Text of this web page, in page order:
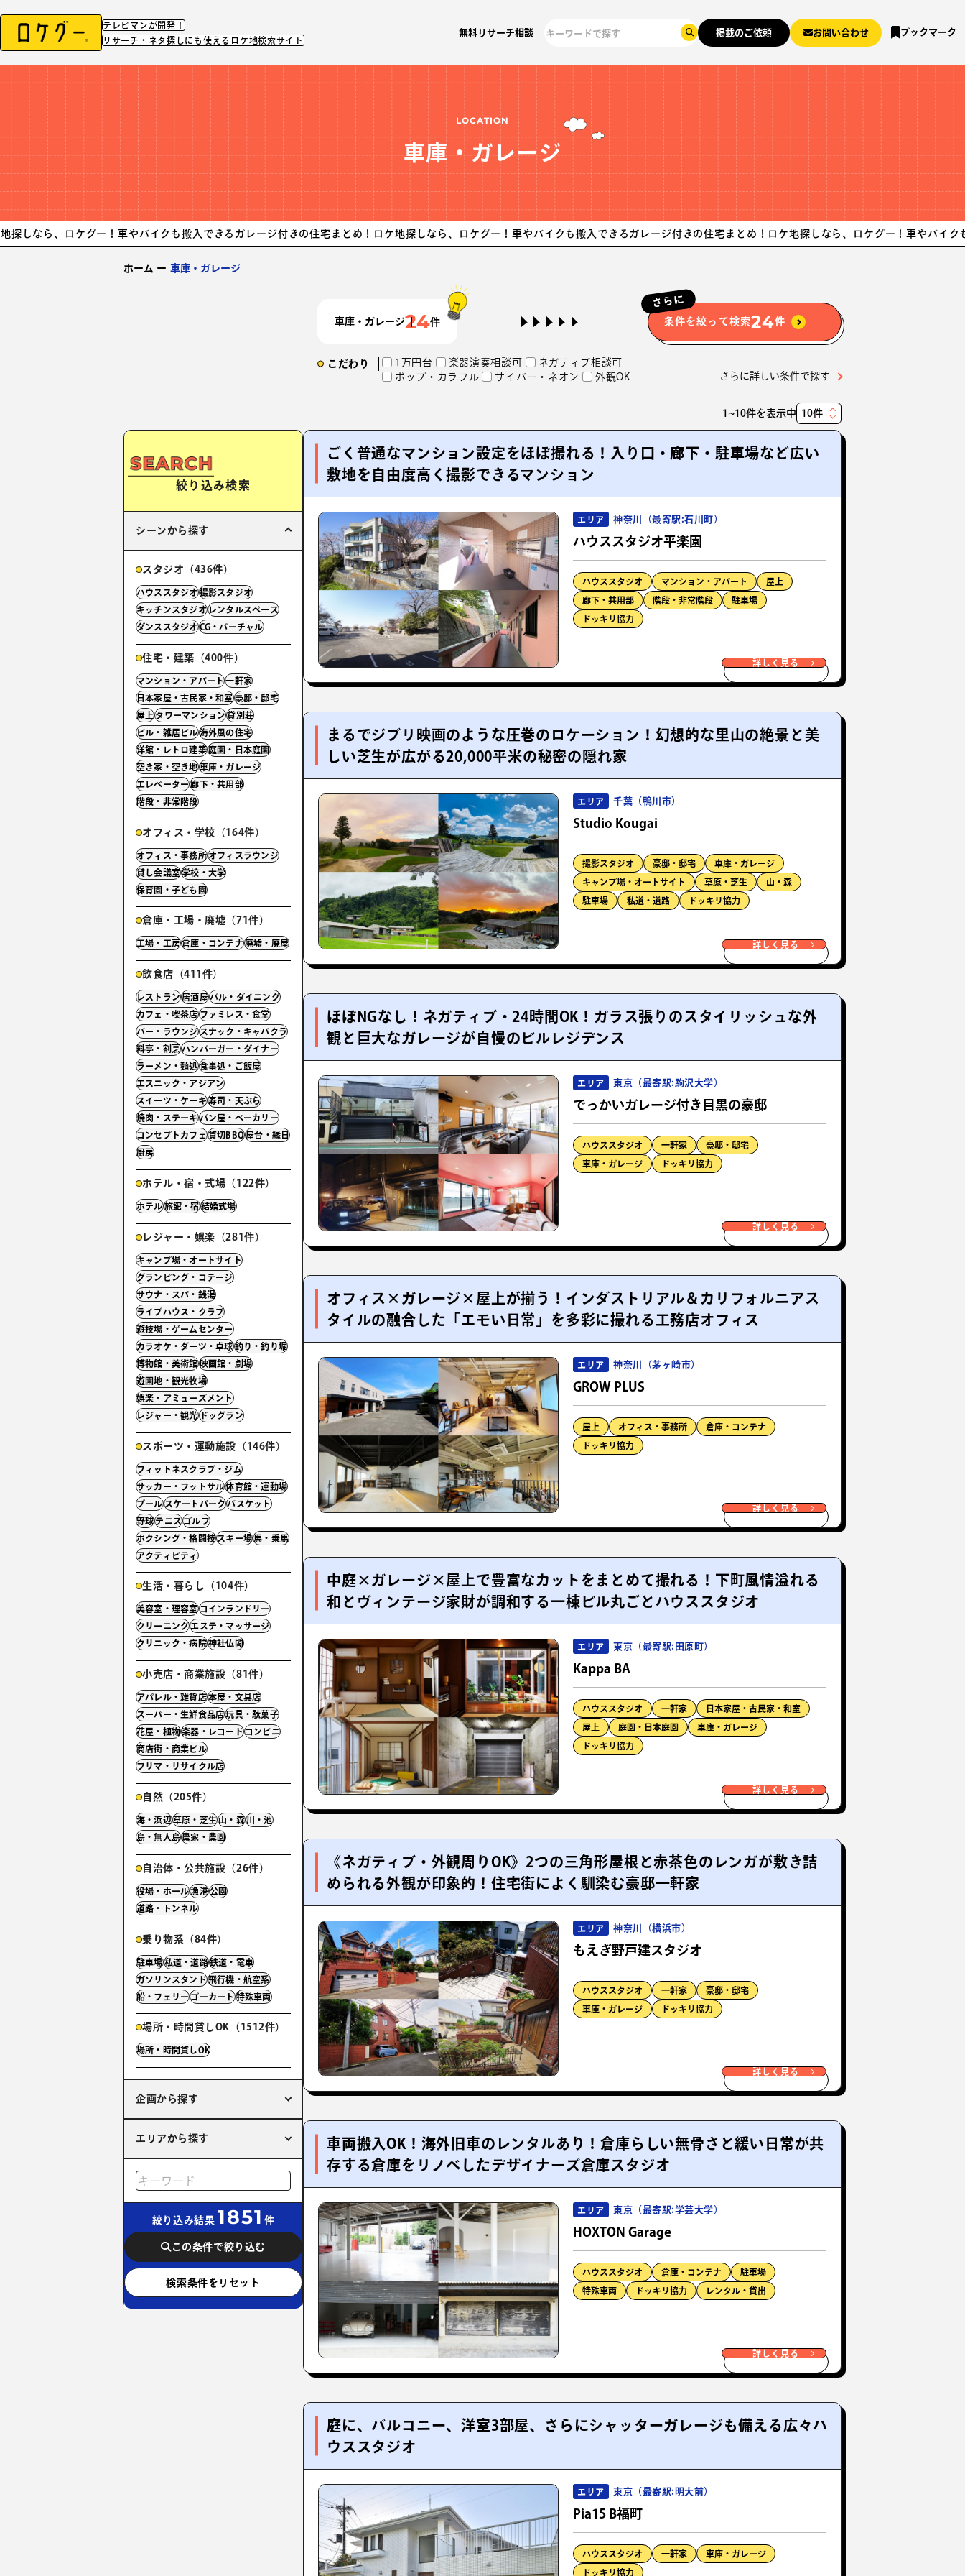
テレビマンが開発！
リサーチ・ネタ探しにも使えるロケ地検索サイト
無料リサーチ相談 掲載のご依頼 お問い合わせ ブックマーク
LOCATION
車庫・ガレージ
ケグー！ 車やバイクも搬入できるガレージ付きの住宅まとめ！ロケ地探しなら、ロケグー！ 車やバイクも搬入できるガレージ付きの住宅まとめ！ロケ地探しなら、ロケグー！ 車やバイクも搬入でき
ホーム ー 車庫・ガレージ
車庫・ガレージ24件
さらに
条件を絞って検索24件
こだわり 1万円台 楽器演奏相談可
ネガティブ相談可
ポップ・カラフル
サイバー・ネオン 外観OK さらに詳しい条件で探す
1~10件を表示中
表
件
ごく普通なマンション設定をほぼ撮れる！入り口・廊下・駐車場など広い
敷地を自由度高く撮影できるマンション
エリア 神奈川（最寄駅:石川町）
ハウススタジオ平楽園
ハウススタジオ マンション・アパート 屋上
廊下・共用部 階段・非常階段 駐車場
ドッキリ協力
詳しく見る
まるでジブリ映画のような圧巻のロケーション！幻想的な里山の絶景と美
しい芝生が広がる20,000平米の秘密の隠れ家
エリア 千葉（鴨川市）
Studio Kougai
撮影スタジオ 豪邸・邸宅 車庫・ガレージ
キャンプ場・オートサイト 草原・芝生 山・森
駐車場 私道・道路 ドッキリ協力
詳しく見る
ほぼNGなし！ネガティブ・24時間OK！ガラス張りのスタイリッシュな外
観と巨大なガレージが自慢のビルレジデンス
エリア 東京（最寄駅:駒沢大学）
でっかいガレージ付き目黒の豪邸
ハウススタジオ 一軒家 豪邸・邸宅
車庫・ガレージ ドッキリ協力
詳しく見る
オフィス×ガレージ×屋上が揃う！インダストリアル＆カリフォルニアス
タイルの融合した「エモい日常」を多彩に撮れる工務店オフィス
エリア 神奈川（茅ヶ崎市）
GROW PLUS
屋上 オフィス・事務所 倉庫・コンテナ
ドッキリ協力
詳しく見る
中庭×ガレージ×屋上で豊富なカットをまとめて撮れる！下町風情溢れる
和とヴィンテージ家財が調和する一棟ビル丸ごとハウススタジオ
エリア 東京（最寄駅:田原町）
Kappa BA
ハウススタジオ 一軒家 日本家屋・古民家・和室
屋上 庭園・日本庭園 車庫・ガレージ
ドッキリ協力
詳しく見る
《ネガティブ・外観周りOK》2つの三角形屋根と赤茶色のレンガが敷き詰
められる外観が印象的！住宅街によく馴染む豪邸一軒家
エリア 神奈川（横浜市）
もえぎ野戸建スタジオ
ハウススタジオ 一軒家 豪邸・邸宅
車庫・ガレージ ドッキリ協力
詳しく見る
車両搬入OK！海外旧車のレンタルあり！倉庫らしい無骨さと緩い日常が共
存する倉庫をリノベしたデザイナーズ倉庫スタジオ
エリア 東京（最寄駅:学芸大学）
HOXTON Garage
ハウススタジオ 倉庫・コンテナ 駐車場
特殊車両 ドッキリ協力 レンタル・貸出
詳しく見る
庭に、バルコニー、洋室3部屋、さらにシャッターガレージも備える広々ハ
ウススタジオ
エリア 東京（最寄駅:明大前）
Pia15 B福町
ハウススタジオ 一軒家 車庫・ガレージ
ドッキリ協力
絞り込み検索
シーンから探す
スタジオ（436件）
ハウススタジオ撮影スタジオ
キッチンスタジオレンタルスペース
ダンススタジオCG・バーチャル
住宅・建築（400件）
マンション・アパート一軒家
日本家屋・古民家・和室豪邸・邸宅
屋上タワーマンション貸別荘
ビル・雑居ビル海外風の住宅
洋館・レトロ建築庭園・日本庭園
空き家・空き地車庫・ガレージ
エレベーター廊下・共用部
階段・非常階段
オフィス・学校（164件）
オフィス・事務所オフィスラウンジ
貸し会議室学校・大学
保育園・子ども園
倉庫・工場・廃墟（71件）
工場・工房倉庫・コンテナ廃墟・廃屋
飲食店（411件）
レストラン居酒屋バル・ダイニング
カフェ・喫茶店ファミレス・食堂
バー・ラウンジスナック・キャバクラ
料亭・割烹ハンバーガー・ダイナー
ラーメン・麺処食事処・ご飯屋
エスニック・アジアン
スイーツ・ケーキ寿司・天ぷら
焼肉・ステーキパン屋・ベーカリー
コンセプトカフェ貸切BBQ屋台・縁日
厨房
ホテル・宿・式場（122件）
ホテル旅館・宿結婚式場
レジャー・娯楽（281件）
キャンプ場・オートサイト
グランピング・コテージ
サウナ・スパ・銭湯
ライブハウス・クラブ
遊技場・ゲームセンター
カラオケ・ダーツ・卓球釣り・釣り堀
博物館・美術館映画館・劇場
遊園地・観光牧場
娯楽・アミューズメント
レジャー・観光ドッグラン
スポーツ・運動施設（146件）
フィットネスクラブ・ジム
サッカー・フットサル体育館・運動場
プールスケートパークバスケット
野球テニスゴルフ
ボクシング・格闘技スキー場馬・乗馬
アクティビティ
生活・暮らし（104件）
美容室・理容室コインランドリー
クリーニングエステ・マッサージ
クリニック・病院神社仏閣
小売店・商業施設（81件）
アパレル・雑貨店本屋・文具店
スーパー・生鮮食品店玩具・駄菓子
花屋・植物楽器・レコードコンビニ
商店街・商業ビル
フリマ・リサイクル店
自然（205件）
海・浜辺草原・芝生山・森川・池
島・無人島農家・農園
自治体・公共施設（26件）
役場・ホール漁港公園
道路・トンネル
乗り物系（84件）
駐車場私道・道路鉄道・電車
ガソリンスタンド飛行機・航空系
船・フェリーゴーカート特殊車両
場所・時間貸しOK（1512件）
場所・時間貸しOK
企画から探す
エリアから探す
絞り込み結果 1851 件
この条件で絞り込む
検索条件をリセット